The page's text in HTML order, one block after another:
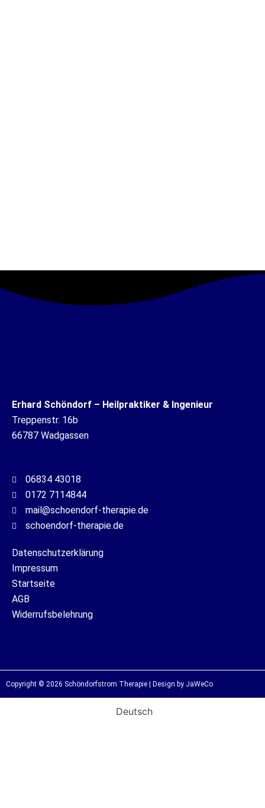
Erhard Schöndorf – Heilpraktiker & Ingenieur
Treppenstr. 16b
66787 Wadgassen
06834 43018
0172 7114844
mail@schoendorf-therapie.de
schoendorf-therapie.de
Datenschutzerklärung
Impressum
Startseite
AGB
Widerrufsbelehrung
Copyright © 2026 Schöndorfstrom Therapie | Design by JaWeCo
Deutsch